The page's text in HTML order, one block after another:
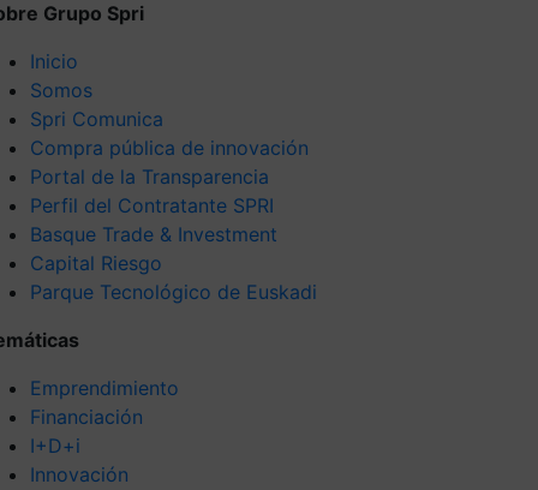
Grupo Spri
Inicio
Somos
Spri Comunica
Compra pública de innovación
Portal de la Transparencia
Perfil del Contratante SPRI
Basque Trade & Investment
Capital Riesgo
Parque Tecnológico de Euskadi
Emprendimiento
Financiación
I+D+i
Innovación